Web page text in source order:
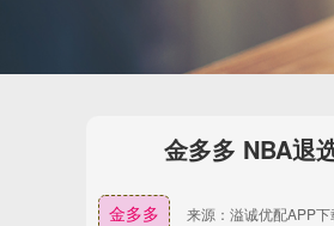
金多多 NBA退
金多多 来源：溢诚优配APP下